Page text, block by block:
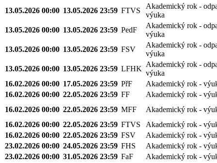
13.05.2026 00:00 13.05.2026 23:59 FTVS
Akademický rok -
výuka
13.05.2026 00:00 13.05.2026 23:59 PedF
Akademický rok -
výuka
13.05.2026 00:00 13.05.2026 23:59 FSV
Akademický rok -
výuka
13.05.2026 00:00 13.05.2026 23:59 LFHK
Akademický rok -
výuka
16.02.2026 00:00 17.05.2026 23:59 PřF
Akademický rok -
16.02.2026 00:00 22.05.2026 23:59 FF
Akademický rok -
16.02.2026 00:00 22.05.2026 23:59 MFF
Akademický rok -
16.02.2026 00:00 22.05.2026 23:59 FTVS
Akademický rok -
16.02.2026 00:00 22.05.2026 23:59 FSV
Akademický rok -
23.02.2026 00:00 24.05.2026 23:59 FHS
Akademický rok -
23.02.2026 00:00 31.05.2026 23:59 FaF Akademický rok -